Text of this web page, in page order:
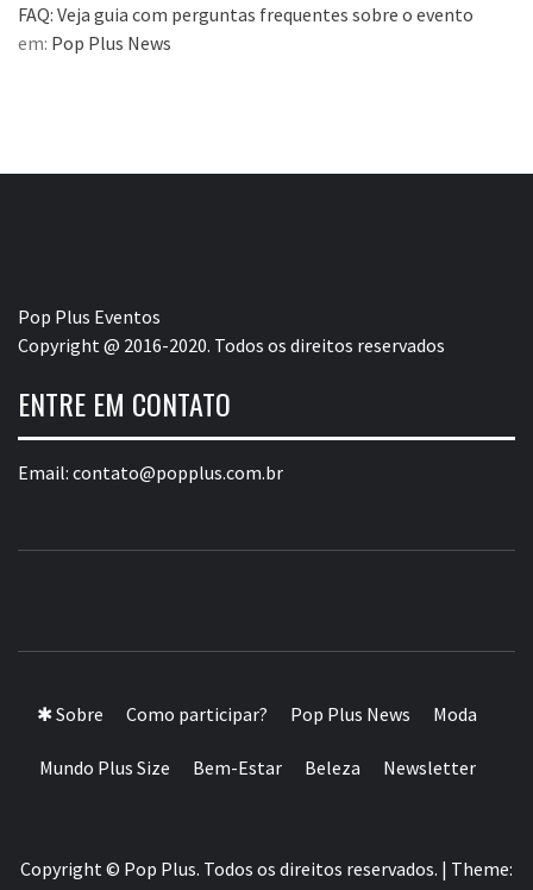
FAQ: Veja guia com perguntas frequentes sobre o evento
em: Pop Plus News
Pop Plus Eventos
Copyright @ 2016-2020. Todos os direitos reservados
ENTRE EM CONTATO
Email: contato@popplus.com.br
✱ Sobre Como participar? Pop Plus News Moda
Mundo Plus Size Bem-Estar Beleza Newsletter
Copyright © Pop Plus. Todos os direitos reservados. | Theme: